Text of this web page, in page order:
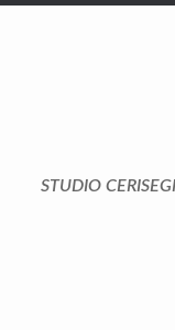
STUDIO